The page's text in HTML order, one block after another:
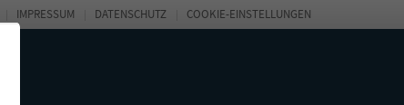
IMPRESSUM DATENSCHUTZ COOKIE-EINSTELLUNGEN